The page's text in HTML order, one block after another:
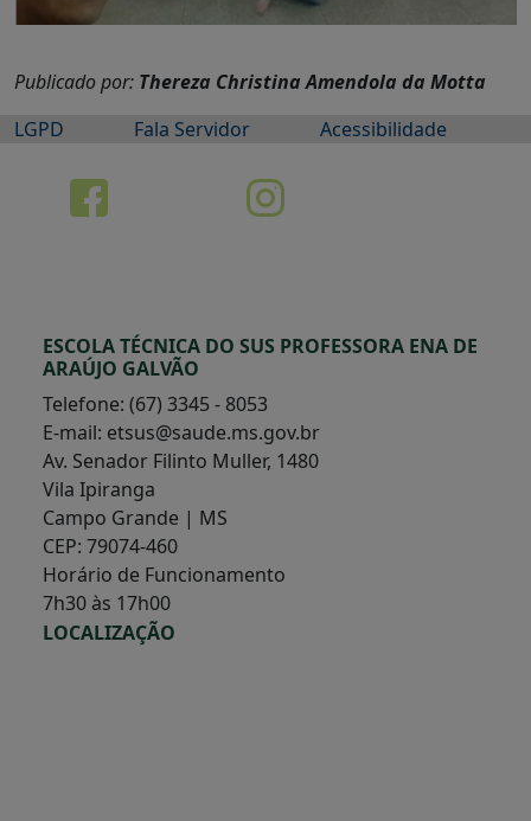
Publicado por: Thereza Christina Amendola da Motta
LGPD
Fala Servidor Acessibilidade
ESCOLA TÉCNICA DO SUS PROFESSORA ENA DE
ARAÚJO GALVÃO
Telefone: (67) 3345 - 8053
E-mail: etsus@saude.ms.gov.br
Av. Senador Filinto Muller, 1480
Vila Ipiranga
Campo Grande | MS
CEP: 79074-460
Horário de Funcionamento
7h30 às 17h00
LOCALIZAÇÃO